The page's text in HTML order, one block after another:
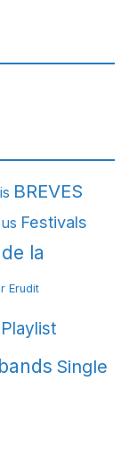
BREVES
Festivals
la
Erudit
Playlist
Single